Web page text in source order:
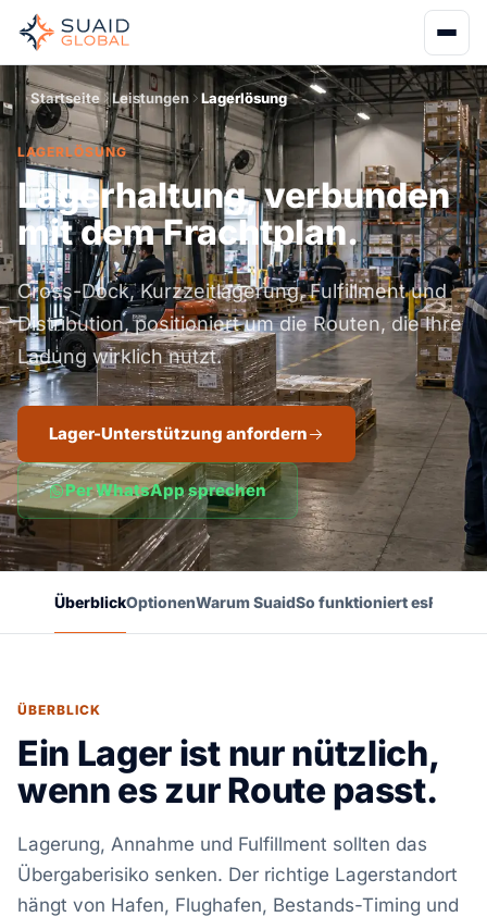
Startseite Leistungen Lagerlösung
LAGERLÖSUNG
Lagerhaltung, verbunden
mit dem Frachtplan.
Cross-Dock, Kurzzeitlagerung, Fulfillment und
Distribution, positioniert um die Routen, die Ihre
Ladung wirklich nutzt.
Lager-Unterstützung anfordern
Per WhatsApp sprechen
ÜberblickOptionenWarum SuaidSo funktioniert esFAQ
ÜBERBLICK
Ein Lager ist nur nützlich,
wenn es zur Route passt.
Lagerung, Annahme und Fulfillment sollten das
Übergaberisiko senken. Der richtige Lagerstandort
hängt von Hafen, Flughafen, Bestands-Timing und